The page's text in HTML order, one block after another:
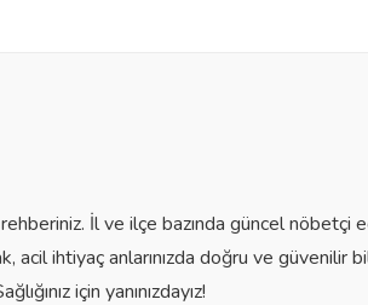
İl ve ilçe bazında güncel nöbetçi
acil ihtiyaç anlarınızda doğru ve güvenilir
için yanınızdayız!